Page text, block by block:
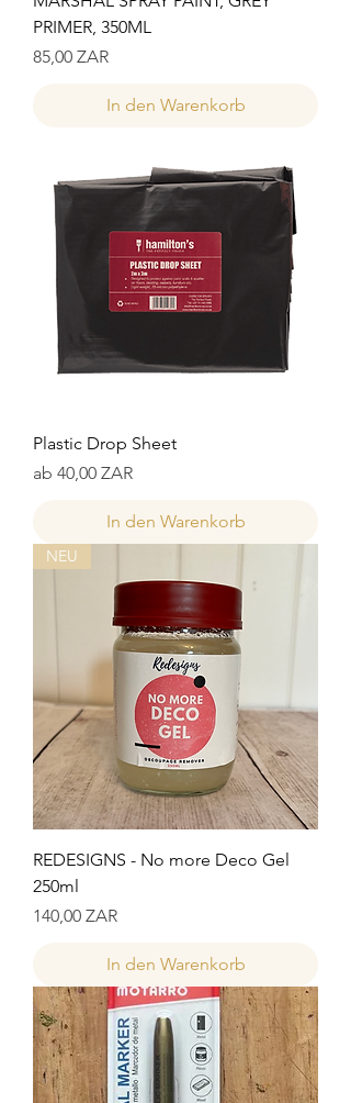
PRIMER, 350ML
Preis
85,00 ZAR
In den Warenkorb
Plastic Drop Sheet
ab 40,00 ZAR
Sale-Preis
In den Warenkorb
NEU
REDESIGNS - No more Deco Gel
250ml
Preis
140,00 ZAR
In den Warenkorb